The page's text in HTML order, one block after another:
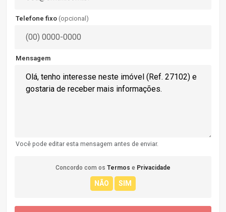
Telefone fixo (opcional)
Mensagem
Você pode editar esta mensagem antes de enviar.
Concordo com os Termos e Privacidade